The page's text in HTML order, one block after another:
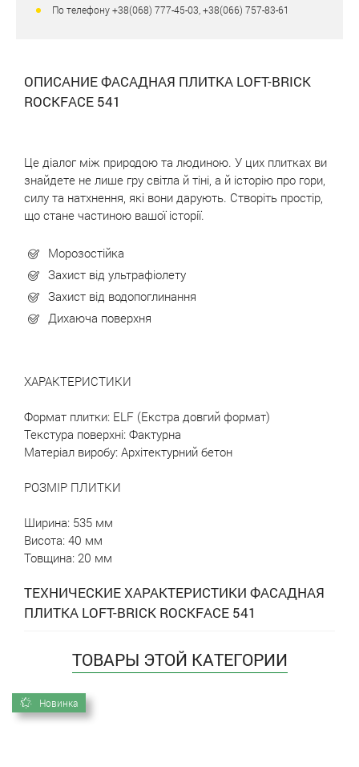
По телефону +38(068) 777-45-03, +38(066) 757-83-61
ОПИСАНИЕ ФАСАДНАЯ ПЛИТКА LOFT-BRICK
ROCKFACE 541
Це діалог між природою та людиною. У цих плитках ви
знайдете не лише гру світла й тіні, а й історію про гори,
силу та натхнення, які вони дарують. Створіть простір,
що стане частиною вашої історії.
Морозостійка
Захист від ультрафіолету
Захист від водопоглинання
Дихаюча поверхня
ХАРАКТЕРИСТИКИ
Формат плитки: ELF (Екстра довгий формат)
Текстура поверхні: Фактурна
Матеріал виробу: Архітектурний бетон
РОЗМІР ПЛИТКИ
Ширина: 535 мм
Висота: 40 мм
Товщина: 20 мм
ТЕХНИЧЕСКИЕ ХАРАКТЕРИСТИКИ ФАСАДНАЯ
ПЛИТКА LOFT-BRICK ROCKFACE 541
ТОВАРЫ ЭТОЙ КАТЕГОРИИ
Новинка